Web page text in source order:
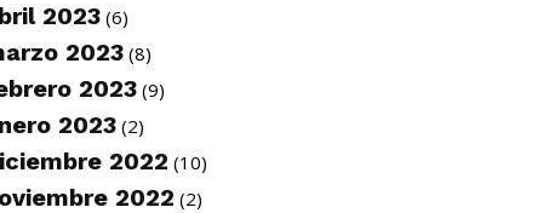
2023(6)
2023 (8)
2023 (9)
2023 (2)
2022 (10)
2022 (2)